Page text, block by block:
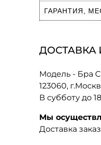
ГАРАНТИЯ,
ДОСТАВКА
Модель - Бра
123060,
В субботу до
Мы
Доставка